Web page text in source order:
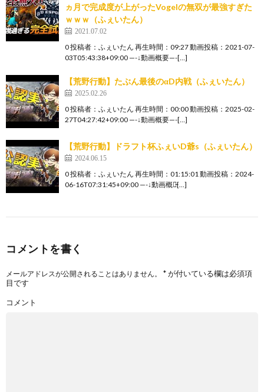
ヵ月で完成度が上がったVogelの無双が最強すぎた
ｗｗｗ（ふぇいたん）
2021.07.02
0 投稿者：ふぇいたん 再生時間：09:27 動画投稿：2021-07-
03T05:43:38+09:00 —-↓動画概要—-[…]
【荒野行動】たぶん最後のαD内戦（ふぇいたん）
2025.02.26
0 投稿者：ふぇいたん 再生時間：00:00 動画投稿：2025-02-
27T04:27:42+09:00 —-↓動画概要—-[…]
【荒野行動】ドラフト杯ふぇいD爺s（ふぇいたん）
2024.06.15
0 投稿者：ふぇいたん 再生時間：01:15:01 動画投稿：2024-
06-16T07:31:45+09:00 —-↓動画概要̵[…]
コメントを書く
メールアドレスが公開されることはありません。 *が付いている欄は必須項
目です
コメント